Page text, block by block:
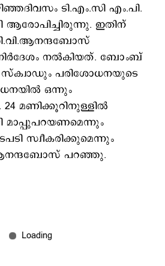
ടി.എം.സി എം.പി.
ഇതിന്
നല്‍കിയത്. ബോംബ്
പരിശോധനയുടെ
ഒന്നും
24 മണിക്കൂറിനുള്ളില്‍
സ്വീകരിക്കുമെന്നും
പറഞ്ഞു.